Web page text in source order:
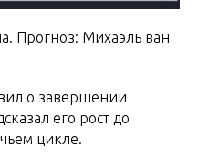
Прогноз: Михаэль ван
о завершении
его рост до
цикле.